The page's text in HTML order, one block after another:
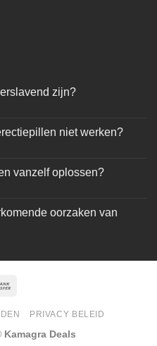
zijn?
niet werken?
vanzelf oplossen?
oorzaken van
PRIVACY BELEID
Kamagra Deals